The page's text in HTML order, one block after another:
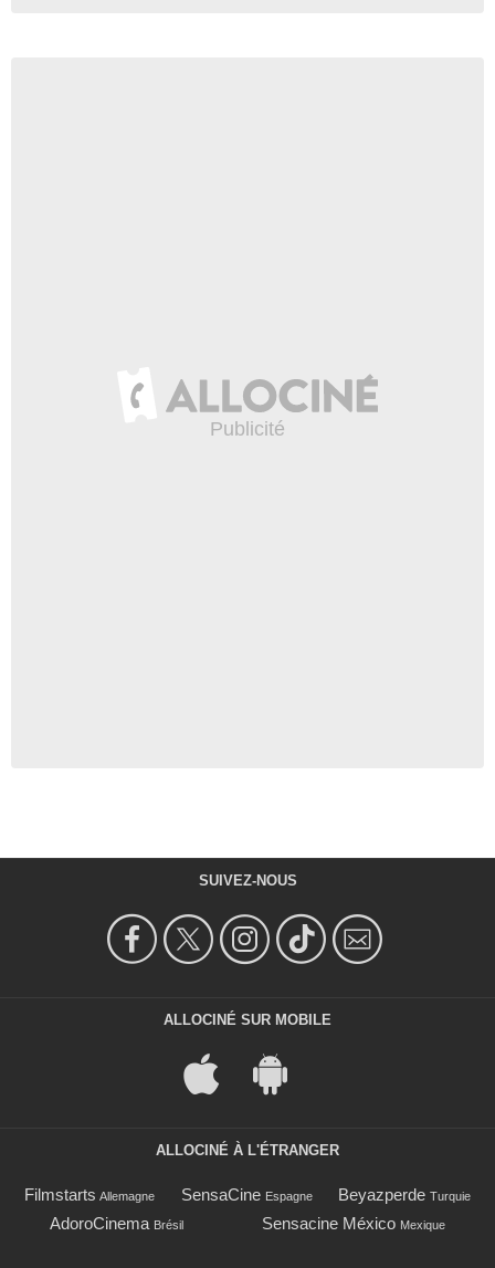
SUIVEZ-NOUS
ALLOCINÉ SUR MOBILE
ALLOCINÉ À L'ÉTRANGER
Filmstarts Allemagne SensaCine Espagne Beyazperde Turquie
AdoroCinema Brésil Sensacine México Mexique